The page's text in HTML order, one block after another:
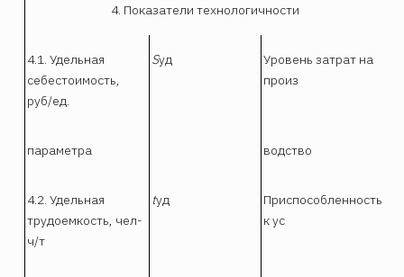
4. Показатели технологичности
4.1. Удельная
себестоимость,
руб/ед.
Sуд
Уровень затрат нa
произ
параметра водство
4.2. Удельная
трудоемкость, чел-
ч/т
tуд
Приспособленность
к ус